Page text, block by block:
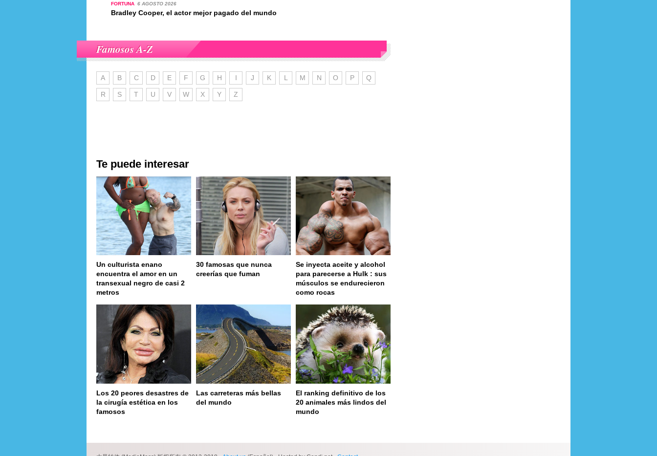
FORTUNA 6 AGOSTO 2026
Bradley Cooper, el actor mejor pagado del mundo
Famosos A-Z
A B C D E F G H I J K L M N O P Q
R S T U V W X Y Z
Te puede interesar
Un culturista enano
encuentra el amor en un
transexual negro de casi 2
metros
30 famosas que nunca
creerías que fuman
Se inyecta aceite y alcohol
para parecerse a Hulk : sus
músculos se endurecieron
como rocas
Los 20 peores desastres de
la cirugía estética en los
famosos
Las carreteras más bellas
del mundo
El ranking definitivo de los
20 animales más lindos del
mundo